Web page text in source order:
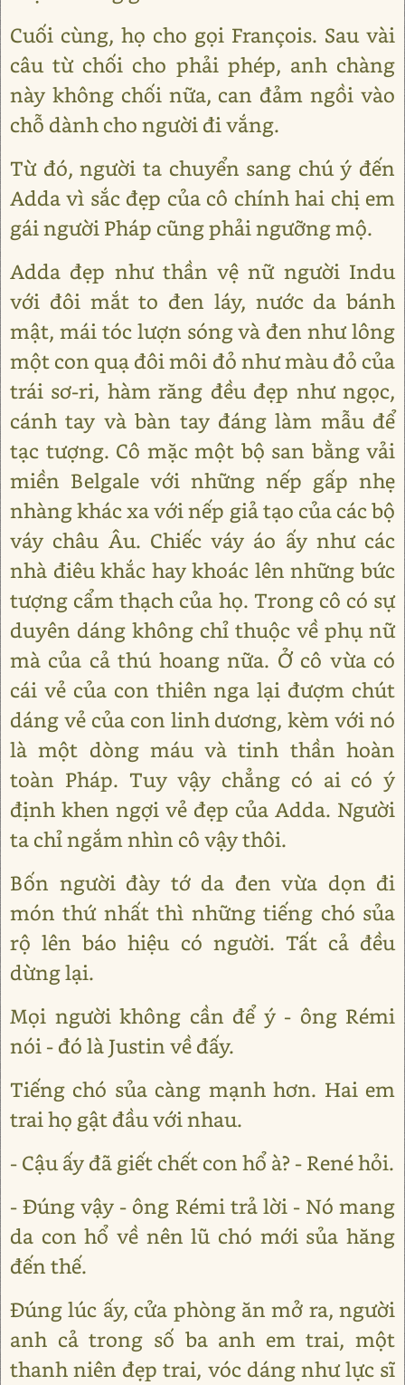
Cuối cùng, họ cho gọi François. Sau vài
câu từ chối cho phải phép, anh chàng
này không chối nữa, can đảm ngồi vào
chỗ dành cho người đi vắng.
Từ đó, người ta chuyển sang chú ý đến
Adda vì sắc đẹp của cô chính hai chị em
gái người Pháp cũng phải ngưỡng mộ.
Adda đẹp như thần vệ nữ người Indu
với đôi mắt to đen láy, nước da bánh
mật, mái tóc lượn sóng và đen như lông
một con quạ đôi môi đỏ như màu đỏ của
trái sơ-ri, hàm răng đều đẹp như ngọc,
cánh tay và bàn tay đáng làm mẫu để
tạc tượng. Cô mặc một bộ san bằng vải
miền Belgale với những nếp gấp nhẹ
nhàng khác xa với nếp giả tạo của các bộ
váy châu Âu. Chiếc váy áo ấy như các
nhà điêu khắc hay khoác lên những bức
tượng cẩm thạch của họ. Trong cô có sự
duyên dáng không chỉ thuộc về phụ nữ
mà của cả thú hoang nữa. Ở cô vừa có
cái vẻ của con thiên nga lại đượm chút
dáng vẻ của con linh dương, kèm với nó
là một dòng máu và tinh thần hoàn
toàn Pháp. Tuy vậy chẳng có ai có ý
định khen ngợi vẻ đẹp của Adda. Người
ta chỉ ngắm nhìn cô vậy thôi.
Bốn người đày tớ da đen vừa dọn đi
món thứ nhất thì những tiếng chó sủa
rộ lên báo hiệu có người. Tất cả đều
dừng lại.
Mọi người không cần để ý - ông Rémi
nói - đó là Justin về đấy.
Tiếng chó sủa càng mạnh hơn. Hai em
trai họ gật đầu với nhau.
- Cậu ấy đã giết chết con hổ à? - René hỏi.
- Đúng vậy - ông Rémi trả lời - Nó mang
da con hổ về nên lũ chó mới sủa hăng
đến thế.
Đúng lúc ấy, cửa phòng ăn mở ra, người
anh cả trong số ba anh em trai, một
thanh niên đẹp trai, vóc dáng như lực sĩ